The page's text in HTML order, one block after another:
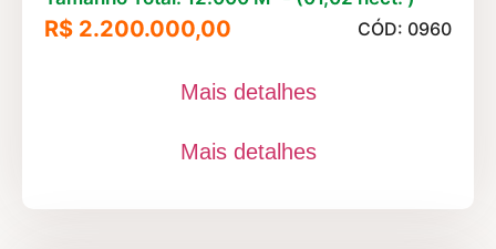
R$ 2.200.000,00 CÓD: 0960
Mais detalhes
Mais detalhes